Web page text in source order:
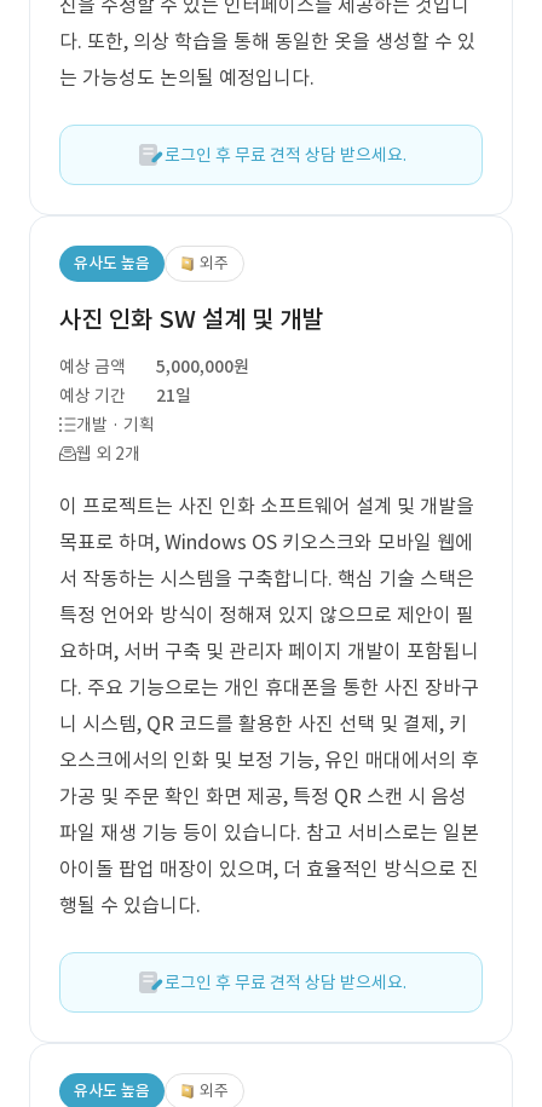
진을 수정할 수 있는 인터페이스를 제공하는 것입니
다. 또한, 의상 학습을 통해 동일한 옷을 생성할 수 있
는 가능성도 논의될 예정입니다.
로그인 후 무료 견적 상담 받으세요.
유사도 높음 외주
사진 인화 SW 설계 및 개발
예상 금액
5,000,000원
예상 기간
21일
개발 · 기획
웹 외 2개
이 프로젝트는 사진 인화 소프트웨어 설계 및 개발을
목표로 하며, Windows OS 키오스크와 모바일 웹에
서 작동하는 시스템을 구축합니다. 핵심 기술 스택은
특정 언어와 방식이 정해져 있지 않으므로 제안이 필
요하며, 서버 구축 및 관리자 페이지 개발이 포함됩니
다. 주요 기능으로는 개인 휴대폰을 통한 사진 장바구
니 시스템, QR 코드를 활용한 사진 선택 및 결제, 키
오스크에서의 인화 및 보정 기능, 유인 매대에서의 후
가공 및 주문 확인 화면 제공, 특정 QR 스캔 시 음성
파일 재생 기능 등이 있습니다. 참고 서비스로는 일본
아이돌 팝업 매장이 있으며, 더 효율적인 방식으로 진
행될 수 있습니다.
로그인 후 무료 견적 상담 받으세요.
유사도 높음 외주